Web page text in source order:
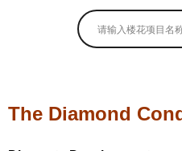
地产相
卖房指南
The Diamond